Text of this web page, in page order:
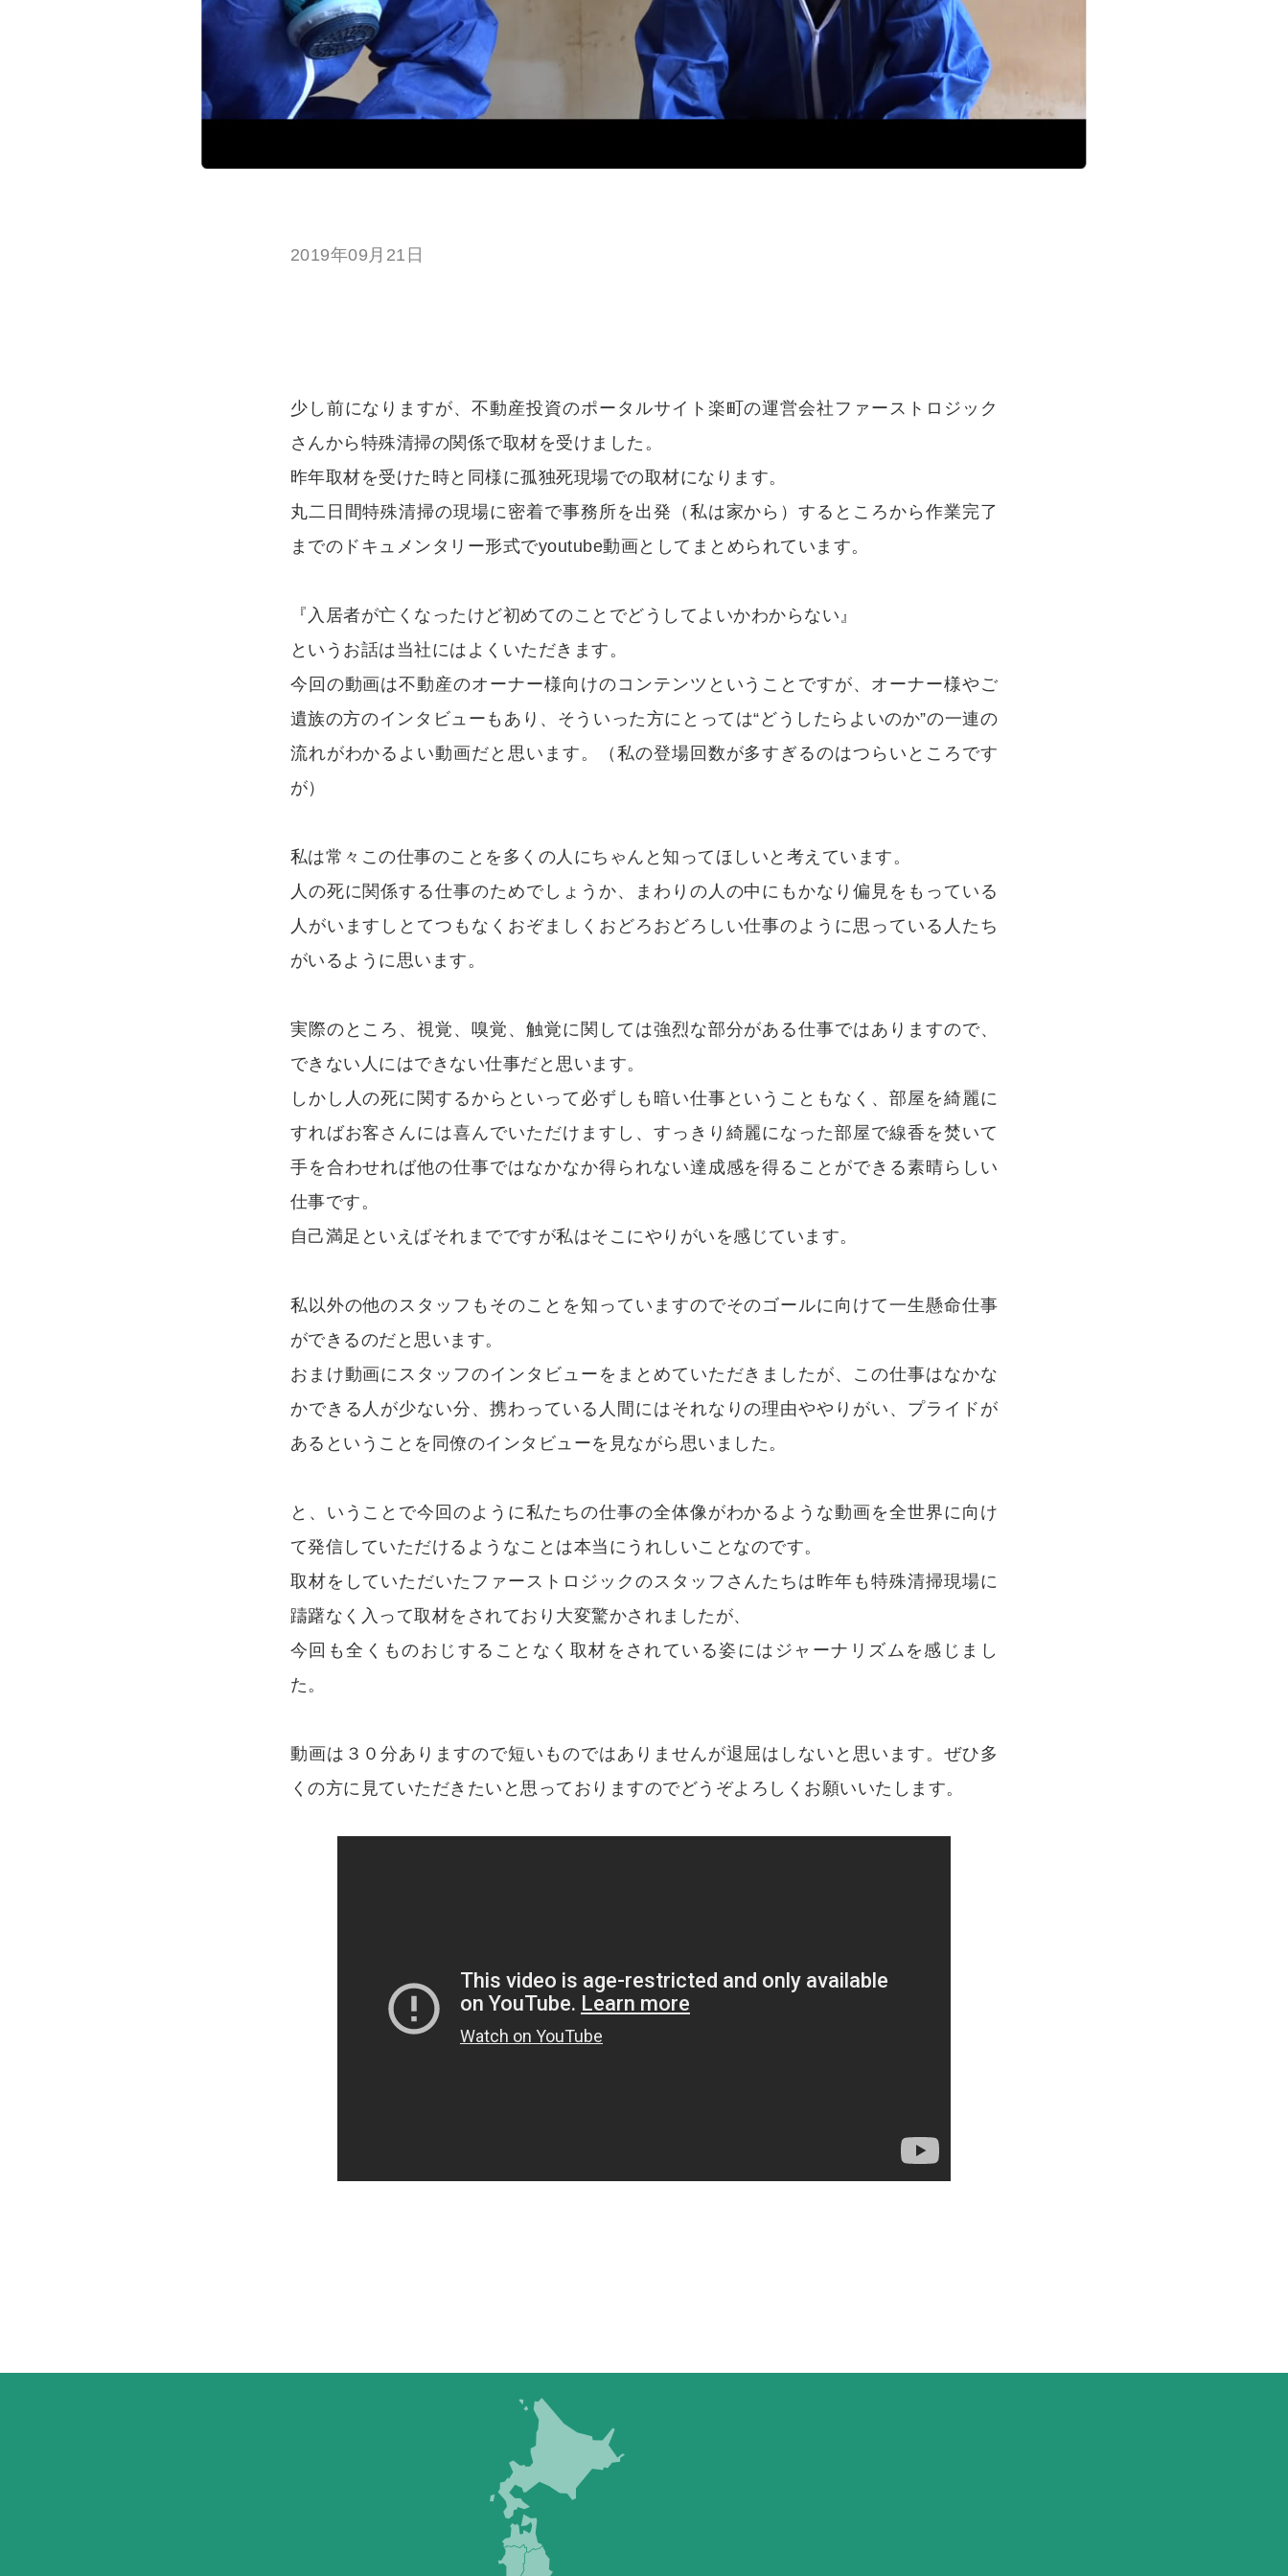
2019年09月21日
少し前になりますが、不動産投資のポータルサイト楽町の運営会社ファーストロジック
さんから特殊清掃の関係で取材を受けました。
昨年取材を受けた時と同様に孤独死現場での取材になります。
丸二日間特殊清掃の現場に密着で事務所を出発（私は家から）するところから作業完了
までのドキュメンタリー形式でyoutube動画としてまとめられています。
『入居者が亡くなったけど初めてのことでどうしてよいかわからない』
というお話は当社にはよくいただきます。
今回の動画は不動産のオーナー様向けのコンテンツということですが、オーナー様やご
遺族の方のインタビューもあり、そういった方にとっては“どうしたらよいのか”の一連の
流れがわかるよい動画だと思います。（私の登場回数が多すぎるのはつらいところです
が）
私は常々この仕事のことを多くの人にちゃんと知ってほしいと考えています。
人の死に関係する仕事のためでしょうか、まわりの人の中にもかなり偏見をもっている
人がいますしとてつもなくおぞましくおどろおどろしい仕事のように思っている人たち
がいるように思います。
実際のところ、視覚、嗅覚、触覚に関しては強烈な部分がある仕事ではありますので、
できない人にはできない仕事だと思います。
しかし人の死に関するからといって必ずしも暗い仕事ということもなく、部屋を綺麗に
すればお客さんには喜んでいただけますし、すっきり綺麗になった部屋で線香を焚いて
手を合わせれば他の仕事ではなかなか得られない達成感を得ることができる素晴らしい
仕事です。
自己満足といえばそれまでですが私はそこにやりがいを感じています。
私以外の他のスタッフもそのことを知っていますのでそのゴールに向けて一生懸命仕事
ができるのだと思います。
おまけ動画にスタッフのインタビューをまとめていただきましたが、この仕事はなかな
かできる人が少ない分、携わっている人間にはそれなりの理由ややりがい、プライドが
あるということを同僚のインタビューを見ながら思いました。
と、いうことで今回のように私たちの仕事の全体像がわかるような動画を全世界に向け
て発信していただけるようなことは本当にうれしいことなのです。
取材をしていただいたファーストロジックのスタッフさんたちは昨年も特殊清掃現場に
躊躇なく入って取材をされており大変驚かされましたが、
今回も全くものおじすることなく取材をされている姿にはジャーナリズムを感じまし
た。
動画は３０分ありますので短いものではありませんが退屈はしないと思います。ぜひ多
くの方に見ていただきたいと思っておりますのでどうぞよろしくお願いいたします。